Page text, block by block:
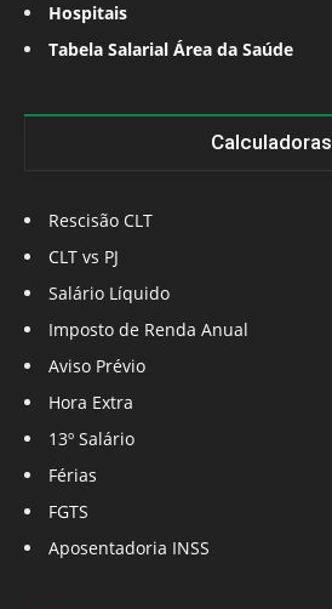
Hospitais
Tabela Salarial Área da Saúde
Calculadoras
Rescisão CLT
CLT vs PJ
Salário Líquido
Imposto de Renda Anual
Aviso Prévio
Hora Extra
13º Salário
Férias
FGTS
Aposentadoria INSS